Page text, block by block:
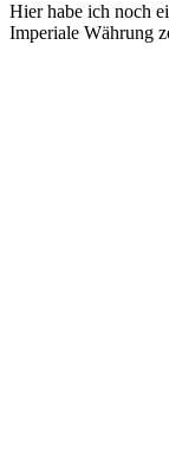
Hier habe ich noch
Imperiale Währung